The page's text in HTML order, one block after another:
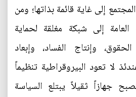
إلى غاية قائمة بذاتها؛ ومن
العامة إلى شبكة مغلقة لحماية
وإنتاج الفساد، وإبعاد
لا تعود البيروقراطية تنظيماً
جهازاً ثقيلاً يبتلع السياسة